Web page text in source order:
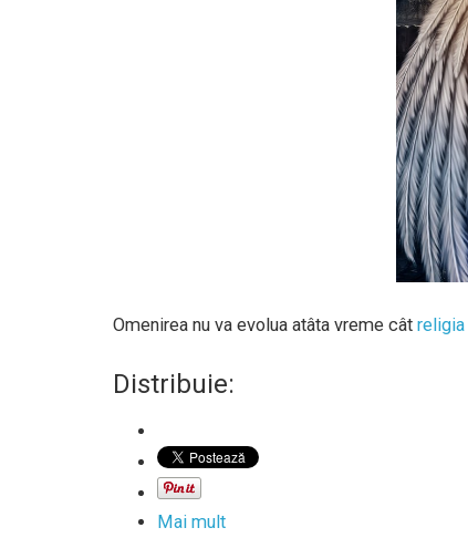
Omenirea nu va evolua atâta vreme cât religia
Distribuie:
Mai mult